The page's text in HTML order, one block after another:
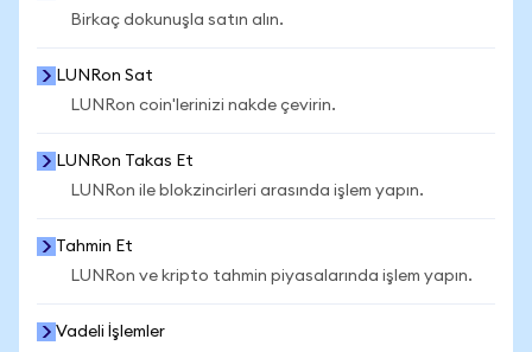
Birkaç dokunuşla satın alın.
LUNRon Sat
LUNRon coin'lerinizi nakde çevirin.
LUNRon Takas Et
LUNRon ile blokzincirleri arasında işlem yapın.
Tahmin Et
LUNRon ve kripto tahmin piyasalarında işlem yapın.
Vadeli İşlemler